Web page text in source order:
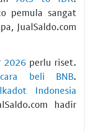
pemula sangat
JualSaldo.com
2026 perlu riset.
cara beli BNB.
Indonesia
hadir